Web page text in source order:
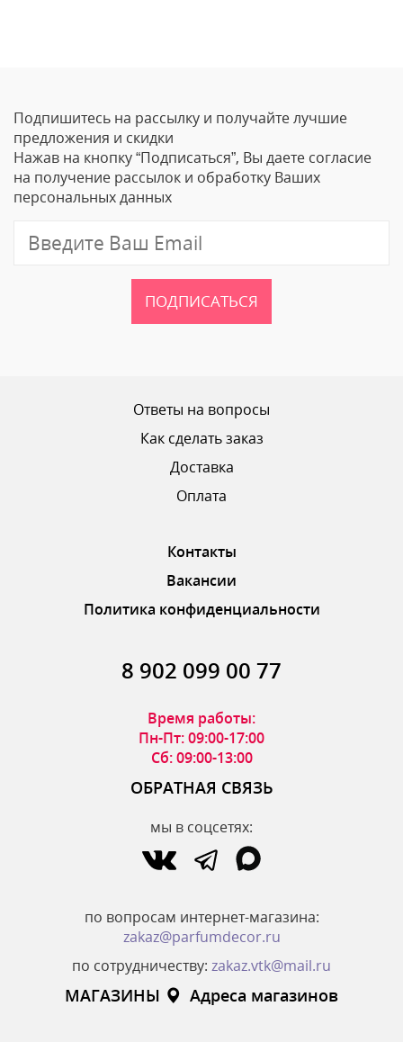
Подпишитесь на рассылку и получайте лучшие
предложения и скидки
Нажав на кнопку “Подписаться”, Вы даете согласие
на получение рассылок и обработку Ваших
персональных данных
ПОДПИСАТЬСЯ
Ответы на вопросы
Как сделать заказ
Доставка
Оплата
Контакты
Вакансии
Политика конфиденциальности
8 902 099 00 77
Время работы:
Пн-Пт: 09:00-17:00
Сб: 09:00-13:00
ОБРАТНАЯ СВЯЗЬ
мы в соцсетях:
по вопросам интернет-магазина:
zakaz@parfumdecor.ru
по сотрудничеству: zakaz.vtk@mail.ru
МАГАЗИНЫ Адреса магазинов